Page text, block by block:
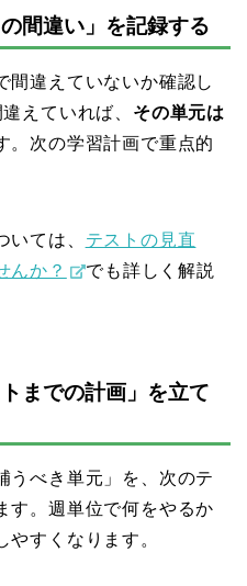
間違い」を記録する
間違えていないか確認し
えていれば、 その単元は
。次の学習計画で重点的
いては、 テストの見直
んか？
でも詳しく解説
までの計画」を立て
うべき単元」を、次のテ
す。週単位で何をやるか
やすくなります。